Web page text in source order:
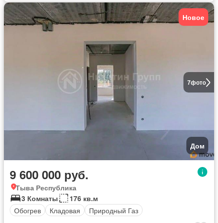
7фото
Новое
Дом
9 600 000 руб.
Тыва Республика
3 Комнаты
176 кв.м
Обогрев
Кладовая Природный Газ